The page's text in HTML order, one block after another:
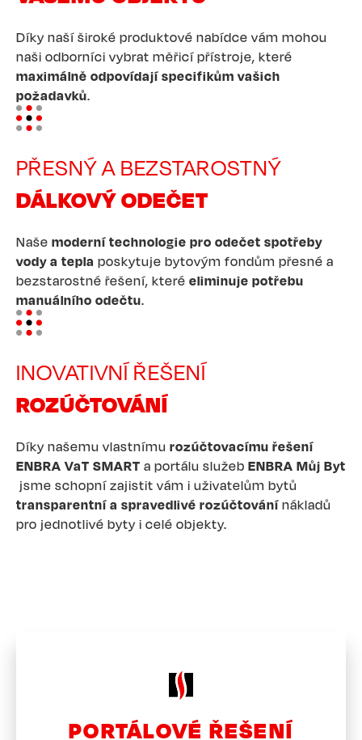
Díky naší široké produktové nabídce vám mohou
naši odborníci vybrat měřicí přístroje, které
maximálně odpovídají specifikům vašich
požadavků.
Image
PŘESNÝ A BEZSTAROSTNÝ
DÁLKOVÝ ODEČET
Naše moderní technologie pro odečet spotřeby
vody a tepla poskytuje bytovým fondům přesné a
bezstarostné řešení, které eliminuje potřebu
manuálního odečtu.
Image
INOVATIVNÍ ŘEŠENÍ
ROZÚČTOVÁNÍ
Díky našemu vlastnímu rozúčtovacímu řešení
ENBRA VaT SMART a portálu služeb ENBRA Můj Byt
jsme schopní zajistit vám i uživatelům bytů
transparentní a spravedlivé rozúčtování nákladů
pro jednotlivé byty i celé objekty.
PORTÁLOVÉ ŘEŠENÍ